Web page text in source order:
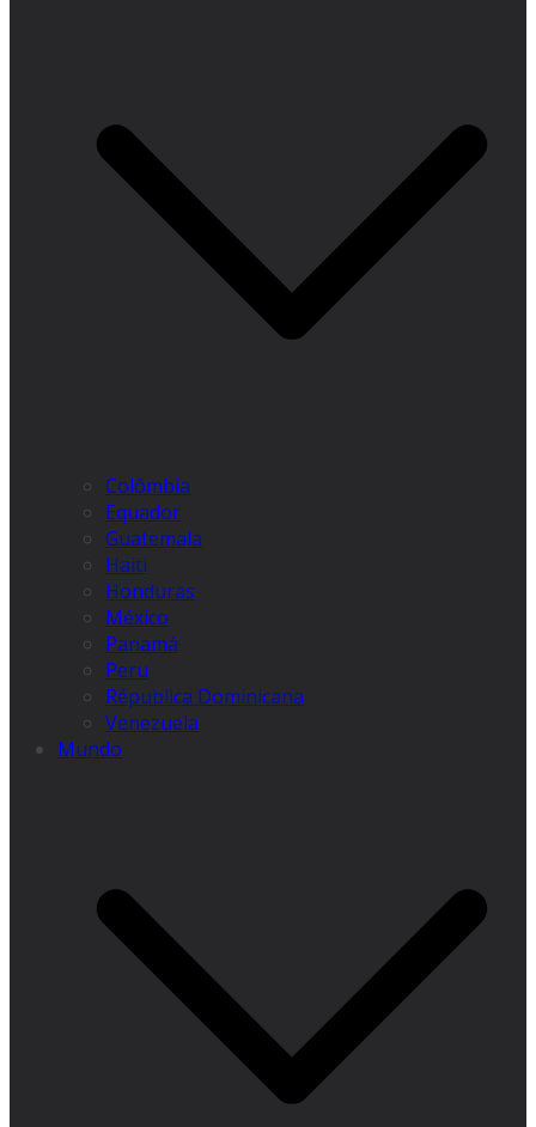
Colômbia
Equador
Guatemala
Haiti
Honduras
México
Panamá
Peru
Républica Dominicana
Venezuela
Mundo